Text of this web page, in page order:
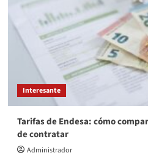
Interesante
Tarifas de Endesa: cómo
de contratar
Administrador